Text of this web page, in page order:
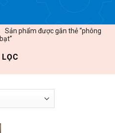
Sản phẩm được gắn thẻ “phông
bạt”
LỌC